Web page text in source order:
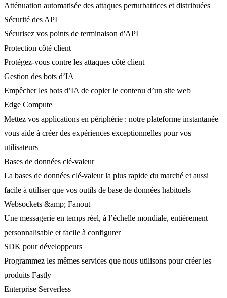
Atténuation automatisée des attaques perturbatrices et distribuées
Sécurité des API
Sécurisez vos points de terminaison d'API
Protection côté client
Protégez-vous contre les attaques côté client
Gestion des bots d’IA
Empêcher les bots d’IA de copier le contenu d’un site web
Edge Compute
Mettez vos applications en périphérie : notre plateforme instantanée
vous aide à créer des expériences exceptionnelles pour vos
utilisateurs
Bases de données clé-valeur
La bases de données clé-valeur la plus rapide du marché et aussi
facile à utiliser que vos outils de base de données habituels
Websockets &amp; Fanout
Une messagerie en temps réel, à l’échelle mondiale, entièrement
personnalisable et facile à configurer
SDK pour développeurs
Programmez les mêmes services que nous utilisons pour créer les
produits Fastly
Enterprise Serverless